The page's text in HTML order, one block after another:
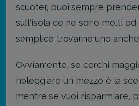
scuoter, puoi sempre
sull'isola ce ne sono molti ed
semplice trovarne uno
Ovviamente, se cerchi
noleggiare un mezzo è la
mentre se vuoi risparmiare,